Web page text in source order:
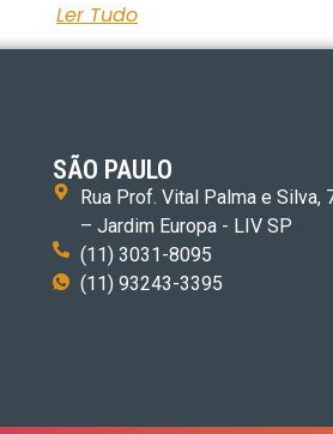
Ler Tudo
SÃO PAULO
Rua Prof. Vital Palma e Silva,
– Jardim Europa - LIV SP
(11) 3031-8095
(11) 93243-3395